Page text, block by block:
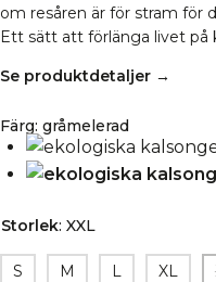
om resåren är för stram för
Ett sätt att förlänga livet på
Se produktdetaljer →
Färg: gråmelerad
Storlek: XXL
S M L XL